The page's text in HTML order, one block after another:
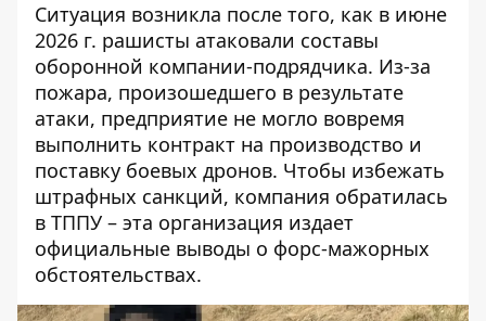
Ситуация возникла после того, как в июне
2026 г. рашисты атаковали составы
оборонной компании-подрядчика. Из-за
пожара, произошедшего в результате
атаки, предприятие не могло вовремя
выполнить контракт на производство и
поставку боевых дронов. Чтобы избежать
штрафных санкций, компания обратилась
в ТППУ – эта организация издает
официальные выводы о форс-мажорных
обстоятельствах.